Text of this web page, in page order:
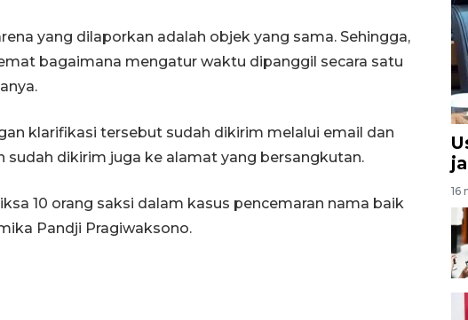
yang dilaporkan adalah objek yang sama. Sehingga,
bagaimana mengatur waktu dipanggil secara satu
klarifikasi tersebut sudah dikirim melalui email dan
sudah dikirim juga ke alamat yang bersangkutan.
10 orang saksi dalam kasus pencemaran nama baik
Pandji Pragiwaksono.
16